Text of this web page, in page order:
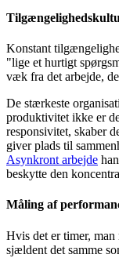
Konstant
"lige et hurtigt
væk fra det arbejde,
De stærkeste
produktivitet ikke er
responsivitet, skaber
giver plads til
Asynkront arbejde
beskytte den
Måling af
Hvis det er timer, man
sjældent det samme